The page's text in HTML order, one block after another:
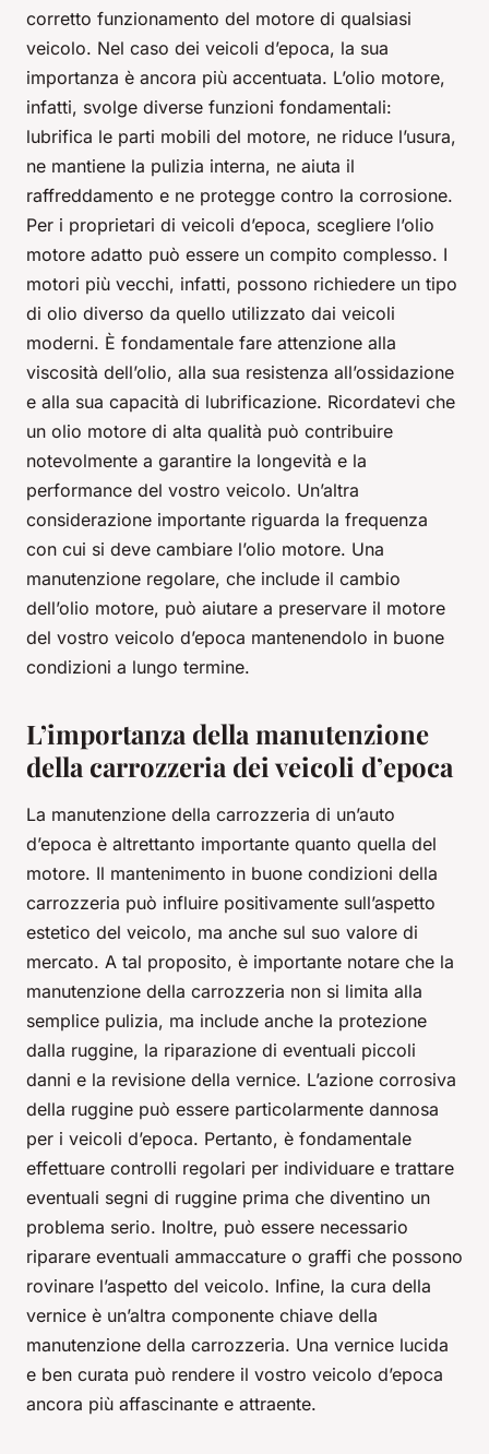
corretto funzionamento del motore di qualsiasi
veicolo. Nel caso dei veicoli d’epoca, la sua
importanza è ancora più accentuata. L’olio motore,
infatti, svolge diverse funzioni fondamentali:
lubrifica le parti mobili del motore, ne riduce l’usura,
ne mantiene la pulizia interna, ne aiuta il
raffreddamento e ne protegge contro la corrosione.
Per i proprietari di veicoli d’epoca, scegliere l’olio
motore adatto può essere un compito complesso. I
motori più vecchi, infatti, possono richiedere un tipo
di olio diverso da quello utilizzato dai veicoli
moderni. È fondamentale fare attenzione alla
viscosità dell’olio, alla sua resistenza all’ossidazione
e alla sua capacità di lubrificazione. Ricordatevi che
un olio motore di alta qualità può contribuire
notevolmente a garantire la longevità e la
performance del vostro veicolo. Un’altra
considerazione importante riguarda la frequenza
con cui si deve cambiare l’olio motore. Una
manutenzione regolare, che include il cambio
dell’olio motore, può aiutare a preservare il motore
del vostro veicolo d’epoca mantenendolo in buone
condizioni a lungo termine.
L’importanza della manutenzione
della carrozzeria dei veicoli d’epoca
La manutenzione della carrozzeria di un’auto
d’epoca è altrettanto importante quanto quella del
motore. Il mantenimento in buone condizioni della
carrozzeria può influire positivamente sull’aspetto
estetico del veicolo, ma anche sul suo valore di
mercato. A tal proposito, è importante notare che la
manutenzione della carrozzeria non si limita alla
semplice pulizia, ma include anche la protezione
dalla ruggine, la riparazione di eventuali piccoli
danni e la revisione della vernice. L’azione corrosiva
della ruggine può essere particolarmente dannosa
per i veicoli d’epoca. Pertanto, è fondamentale
effettuare controlli regolari per individuare e trattare
eventuali segni di ruggine prima che diventino un
problema serio. Inoltre, può essere necessario
riparare eventuali ammaccature o graffi che possono
rovinare l’aspetto del veicolo. Infine, la cura della
vernice è un’altra componente chiave della
manutenzione della carrozzeria. Una vernice lucida
e ben curata può rendere il vostro veicolo d’epoca
ancora più affascinante e attraente.